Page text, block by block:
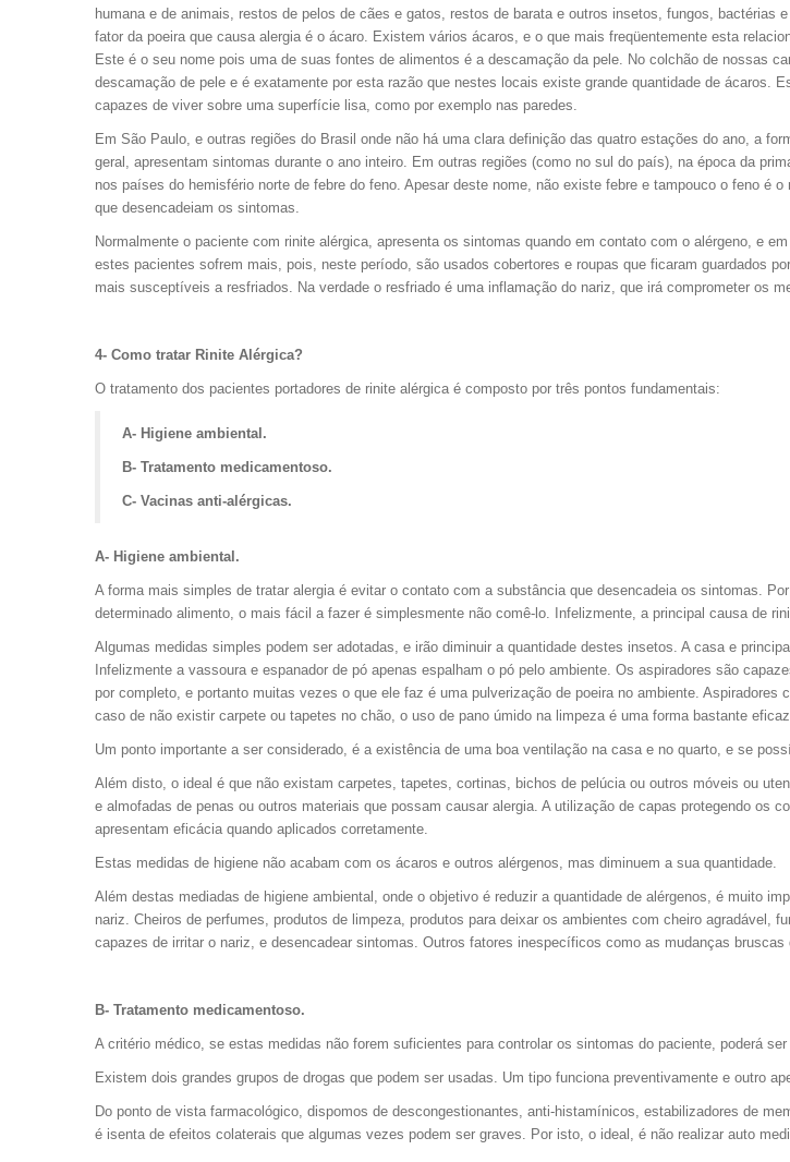
humana e de animais, restos de pelos de cães e gatos, restos de barata e outros insetos, fungos,
fator da poeira que causa alergia é o ácaro. Existem vários ácaros, e o que mais freqüentemente esta
Este é o seu nome pois uma de suas fontes de alimentos é a descamação da pele. No colchão de nossas
descamação de pele e é exatamente por esta razão que nestes locais existe grande quantidade de
capazes de viver sobre uma superfície lisa, como por exemplo nas paredes.
Em São Paulo, e outras regiões do Brasil onde não há uma clara definição das quatro estações do ano, a
geral, apresentam sintomas durante o ano inteiro. Em outras regiões (como no sul do país), na época da
nos países do hemisfério norte de febre do feno. Apesar deste nome, não existe febre e tampouco o feno
que desencadeiam os sintomas.
Normalmente o paciente com rinite alérgica, apresenta os sintomas quando em contato com o alérgeno, e
estes pacientes sofrem mais, pois, neste período, são usados cobertores e roupas que ficaram guardados
mais susceptíveis a resfriados. Na verdade o resfriado é uma inflamação do nariz, que irá comprometer os
4- Como tratar Rinite Alérgica?
O tratamento dos pacientes portadores de rinite alérgica é composto por três pontos fundamentais:
A- Higiene ambiental.
B- Tratamento medicamentoso.
C- Vacinas anti-alérgicas.
A- Higiene ambiental.
A forma mais simples de tratar alergia é evitar o contato com a substância que desencadeia os sintomas.
determinado alimento, o mais fácil a fazer é simplesmente não comê-lo. Infelizmente, a principal causa de
Algumas medidas simples podem ser adotadas, e irão diminuir a quantidade destes insetos. A casa e
Infelizmente a vassoura e espanador de pó apenas espalham o pó pelo ambiente. Os aspiradores são
por completo, e portanto muitas vezes o que ele faz é uma pulverização de poeira no ambiente.
caso de não existir carpete ou tapetes no chão, o uso de pano úmido na limpeza é uma forma bastante
Um ponto importante a ser considerado, é a existência de uma boa ventilação na casa e no quarto, e se
Além disto, o ideal é que não existam carpetes, tapetes, cortinas, bichos de pelúcia ou outros móveis ou
e almofadas de penas ou outros materiais que possam causar alergia. A utilização de capas protegendo
apresentam eficácia quando aplicados corretamente.
Estas medidas de higiene não acabam com os ácaros e outros alérgenos, mas diminuem a sua quantidade.
Além destas mediadas de higiene ambiental, onde o objetivo é reduzir a quantidade de alérgenos, é muito
nariz. Cheiros de perfumes, produtos de limpeza, produtos para deixar os ambientes com cheiro
capazes de irritar o nariz, e desencadear sintomas. Outros fatores inespecíficos como as mudanças
B- Tratamento medicamentoso.
A critério médico, se estas medidas não forem suficientes para controlar os sintomas do paciente, poderá
Existem dois grandes grupos de drogas que podem ser usadas. Um tipo funciona preventivamente e outro
Do ponto de vista farmacológico, dispomos de descongestionantes, anti-histamínicos, estabilizadores de
é isenta de efeitos colaterais que algumas vezes podem ser graves. Por isto, o ideal, é não realizar auto